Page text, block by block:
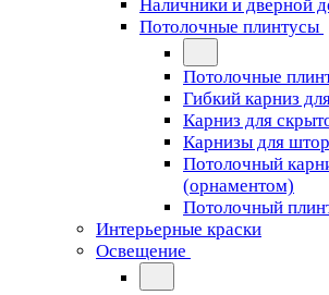
Наличники и дверной
Потолочные плинтусы
Потолочные
Гибкий карниз
Карниз для
Карнизы для штор
Потолочный
(орнаментом)
Потолочный
Интерьерные краски
Освещение